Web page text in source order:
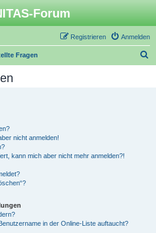
Forum
Anmelden
Registrieren
Fragen
nicht anmelden!
kann mich aber nicht mehr anmelden?!
in der Online-Liste auftaucht?